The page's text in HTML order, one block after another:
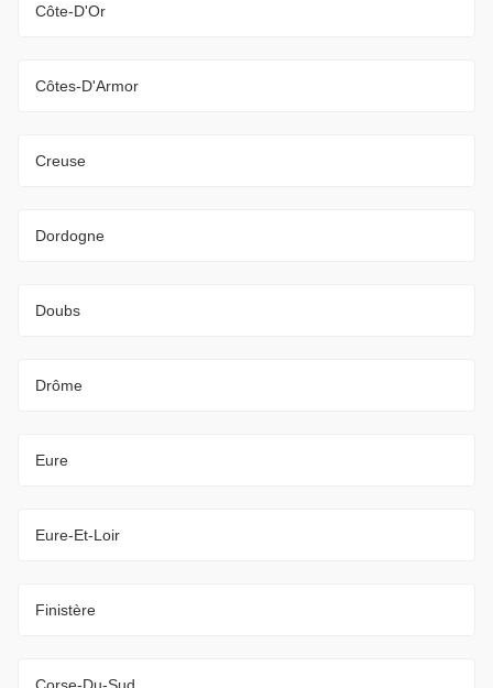
Côte-D'Or
Côtes-D'Armor
Creuse
Dordogne
Doubs
Drôme
Eure
Eure-Et-Loir
Finistère